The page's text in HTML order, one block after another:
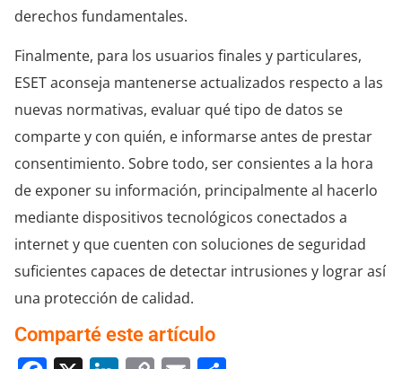
derechos fundamentales.
Finalmente, para los usuarios finales y particulares,
ESET aconseja mantenerse actualizados respecto a las
nuevas normativas, evaluar qué tipo de datos se
comparte y con quién, e informarse antes de prestar
consentimiento. Sobre todo, ser consientes a la hora
de exponer su información, principalmente al hacerlo
mediante dispositivos tecnológicos conectados a
internet y que cuenten con soluciones de seguridad
suficientes capaces de detectar intrusiones y lograr así
una protección de calidad.
Comparté este artículo